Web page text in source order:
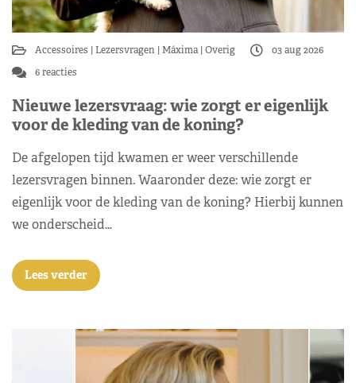
Accessoires Lezersvragen Máxima Overig
03 aug 2026
6 reacties
Nieuwe lezersvraag: wie zorgt er eigenlijk
voor de kleding van de koning?
De afgelopen tijd kwamen er weer verschillende
lezersvragen binnen. Waaronder deze: wie zorgt er
eigenlijk voor de kleding van de koning? Hierbij kunnen
we onderscheid…
Lees verder